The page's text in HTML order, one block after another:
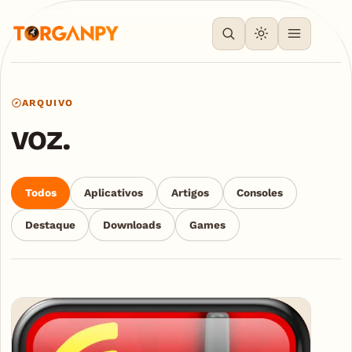
ARQUIVO
voz.
Todos Aplicativos Artigos Consoles
Destaque Downloads Games
Articles